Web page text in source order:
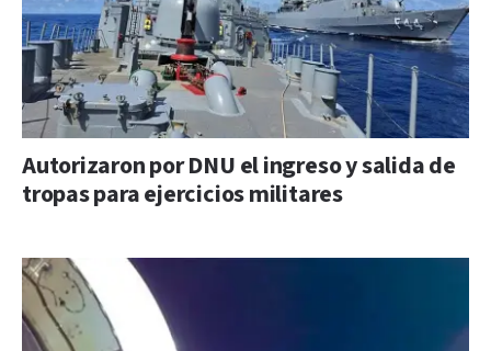
Autorizaron por DNU el ingreso y salida de
tropas para ejercicios militares